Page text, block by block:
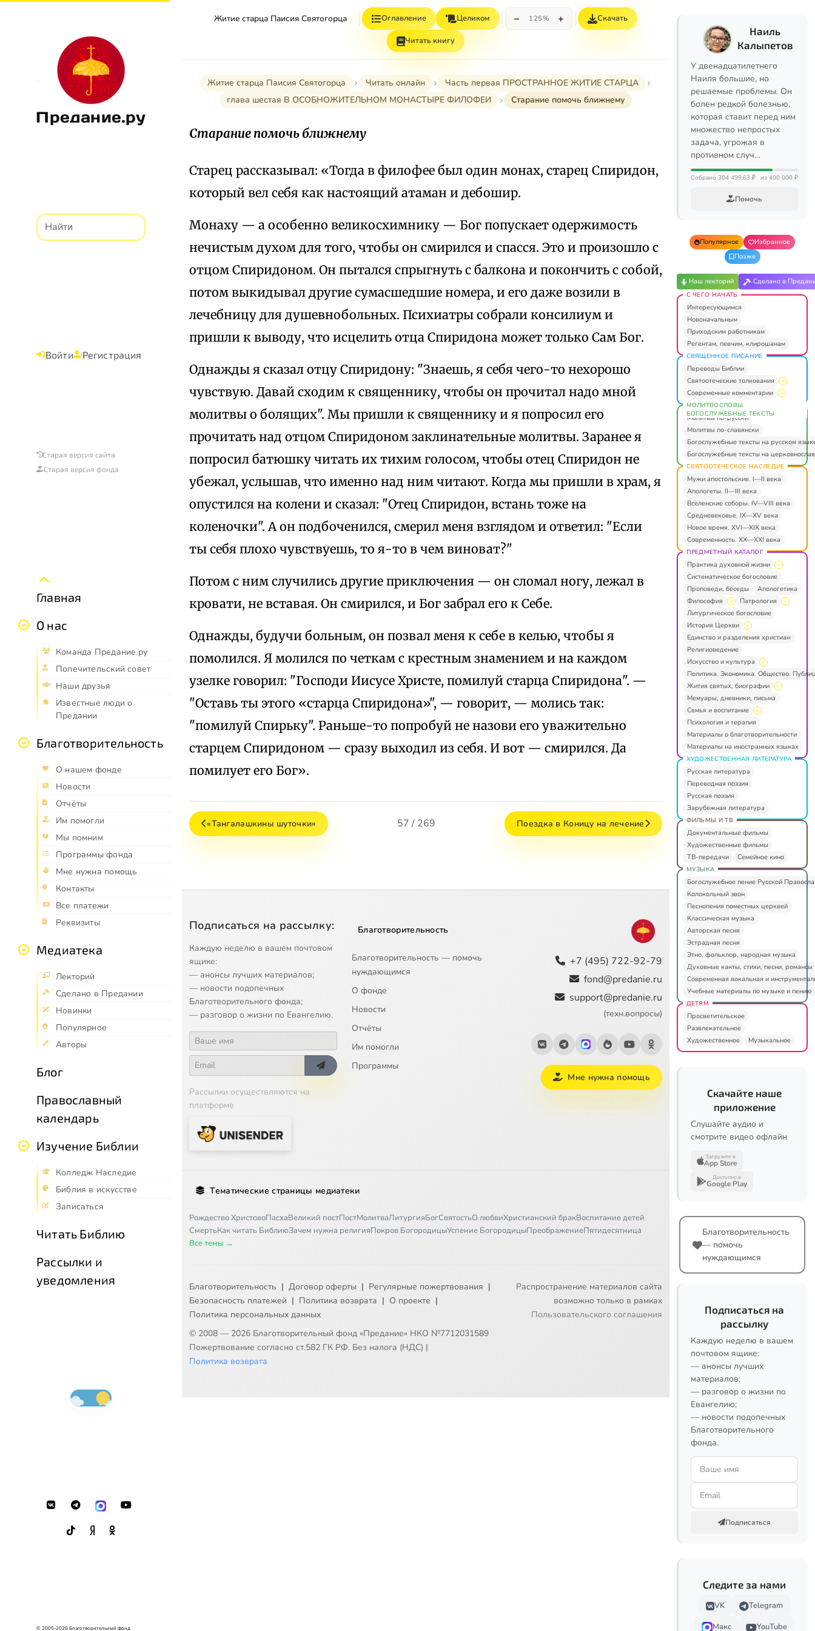
Предание.ру
Войти Регистрация
Старая версия сайта
Старая версия фонда
Главная
О нас
Команда Предание.ру
Попечительский совет
Наши друзья
Известные люди о
Предании
Благотворительность
О нашем фонде
Новости
Отчёты
Им помогли
Мы помним
Программы фонда
Мне нужна помощь
Контакты
Все платежи
Реквизиты
Медиатека
Лекторий
Сделано в Предании
Новинки
Популярное
Авторы
Блог
Православный
календарь
Изучение Библии
Колледж Наследие
Библия в искусстве
Записаться
Читать Библию
Рассылки и
уведомления
© 2005-2026 Благотворительный фонд
Житие старца Паисия Святогорца Оглавление Целиком − 125% + Скачать
Читать книгу
Житие старца Паисия Святогорца Читать онлайн
Часть первая ПРОСТРАННОЕ ЖИТИЕ СТАРЦА
глава шестая В ОСОБНОЖИТЕЛЬНОМ МОНАСТЫРЕ ФИЛОФЕИ
Старание помочь ближнему
Старание помочь ближнему
Старец рассказывал: «Тогда в филофее был один монах, старец Спиридон,
который вел себя как настоящий атаман и дебошир.
Монаху — а особенно великосхимнику — Бог попускает одержимость
нечистым духом для того, чтобы он смирился и спасся. Это и произошло с
отцом Спиридоном. Он пытался спрыгнуть с балкона и покончить с собой,
потом выкидывал другие сумасшедшие номера, и его даже возили в
лечебницу для душевнобольных. Психиатры собрали консилиум и
пришли к выводу, что исцелить отца Спиридона может только Сам Бог.
Однажды я сказал отцу Спиридону: "Знаешь, я себя чего-то нехорошо
чувствую. Давай сходим к священнику, чтобы он прочитал надо мной
молитвы о болящих". Мы пришли к священнику и я попросил его
прочитать над отцом Спиридоном заклинательные молитвы. Заранее я
попросил батюшку читать их тихим голосом, чтобы отец Спиридон не
убежал, услышав, что именно над ним читают. Когда мы пришли в храм, я
опустился на колени и сказал: "Отец Спиридон, встань тоже на
коленочки". А он подбоченился, смерил меня взглядом и ответил: "Если
ты себя плохо чувствуешь, то я-то в чем виноват?"
Потом с ним случились другие приключения — он сломал ногу, лежал в
кровати, не вставая. Он смирился, и Бог забрал его к Себе.
Однажды, будучи больным, он позвал меня к себе в келью, чтобы я
помолился. Я молился по четкам с крестным знамением и на каждом
узелке говорил: "Господи Иисусе Христе, помилуй старца Спиридона". —
"Оставь ты этого «старца Спиридона»", — говорит, — молись так:
"помилуй Спирьку". Раньше-то попробуй не назови его уважительно
старцем Спиридоном — сразу выходил из себя. И вот — смирился. Да
помилует его Бог».
«Тангалашкины шуточки» 57 / 269 Поездка в Коницу на лечение
Подписаться на рассылку:
Каждую неделю в вашем почтовом
ящике:
— анонсы лучших материалов;
— новости подопечных
Благотворительного фонда;
— разговор о жизни по Евангелию.
Рассылки осуществляются на
платформе
Благотворительность
Благотворительность — помочь
нуждающимся
О фонде
Новости
Отчёты
Им помогли
Программы
+7 (495) 722-92-79
fond@predanie.ru
support@predanie.ru
(техн.вопросы)
Мне нужна помощь
Тематические страницы медиатеки
Рождество ХристовоПасхаВеликий постПостМолитваЛитургияБогСвятостьО любвиХристианский бракВоспитание детей
СмертьКак читать БиблиюЗачем нужна религияПокров БогородицыУспение БогородицыПреображениеПятидесятница
Все темы →
Благотворительность | Договор оферты | Регулярные пожертвования |
Безопасность платежей | Политика возврата | О проекте |
Политика персональных данных
© 2008 — 2026 Благотворительный фонд «Предание» НКО №7712031589
Пожертвование согласно ст.582 ГК РФ. Без налога (НДС) |
Политика возврата
Распространение материалов сайта
возможно только в рамках
Пользовательского соглашения
Наиль
Калыпетов
У двенадцатилетнего
Наиля большие, но
решаемые проблемы. Он
болен редкой болезнью,
которая ставит перед ним
множество непростых
задача, угрожая в
противном случ…
Собрано 304 499,63 ₽ из 400 000 ₽
Помочь
Популярное
Избранное
Позже
Наш лекторий Сделано в
С ЧЕГО НАЧАТЬ
Интересующимся
Новоначальным
Приходским работникам
Регентам, певчим, клирошанам
СВЯЩЕННОЕ ПИСАНИЕ
Переводы Библии
Святоотеческие толкования
Современные комментарии
МОЛИТВОСЛОВЫ.
БОГОСЛУЖЕБНЫЕ ТЕКСТЫ
Молитвы по-русски
Молитвы по-славянски
Богослужебные тексты на русском
Богослужебные тексты на
СВЯТООТЕЧЕСКОЕ НАСЛЕДИЕ
Мужи апостольские. I—II века
Апологеты. II—III века
Вселенские соборы. IV—VIII века
Средневековье. IX—XV века
Новое время. XVI—XIX века
Современность. XX—XXI века
ПРЕДМЕТНЫЙ КАТАЛОГ
Практика духовной жизни
Систематическое богословие
Проповеди, беседы
Апологетика
Философия
Патрология
Литургическое богословие
История Церкви
Единство и разделения христиан
Религиоведение
Искусство и культура
Политика. Экономика. Общество.
Жития святых, биографии
Мемуары, дневники, письма
Семья и воспитание
Психология и терапия
Материалы о благотворительности
Материалы на иностранных языках
ХУДОЖЕСТВЕННАЯ ЛИТЕРАТУРА
Русская литература
Переводная поэзия
Русская поэзия
Зарубежная литература
ФИЛЬМЫ И ТВ
Документальные фильмы
Художественные фильмы
ТВ-передачи
Семейное кино
МУЗЫКА
Богослужебное пение Русской
Колокольный звон
Песнопения поместных церквей
Классическая музыка
Авторская песня
Эстрадная песня
Этно, фольклор, народная музыка
Духовные канты, стихи, песни, романсы
Современная вокальная и
Учебные материалы по музыке и пению
ДЕТЯМ
Просветительское
Развлекательное
Художественное
Музыкальное
Скачайте наше
приложение
Слушайте аудио и
смотрите видео офлайн
Загрузите в
App Store
Доступно в
Google Play
Благотворительность
— помочь
нуждающимся
Подписаться на
рассылку
Каждую неделю в вашем
почтовом ящике:
— анонсы лучших
материалов;
— разговор о жизни по
Евангелию;
— новости подопечных
Благотворительного
фонда.
Подписаться
Следите за нами
VK
Telegram
Макс
YouTube